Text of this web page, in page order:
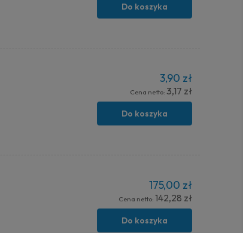
Do koszyka
3,90 zł
Cena netto: 3,17 zł
Do koszyka
175,00 zł
Cena netto: 142,28 zł
Do koszyka